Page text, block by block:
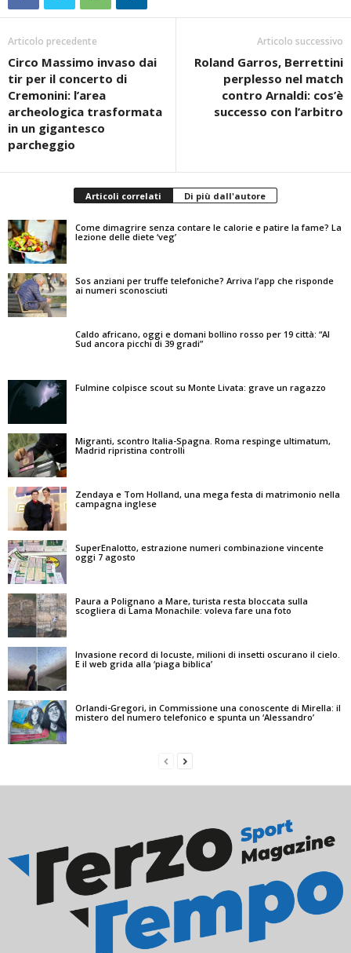
Articolo precedente
Circo Massimo invaso dai
tir per il concerto di
Cremonini: l’area
archeologica trasformata
in un gigantesco
parcheggio
Articolo successivo
Roland Garros, Berrettini
perplesso nel match
contro Arnaldi: cos’è
successo con l’arbitro
Articoli correlati Di più dall'autore
Come dimagrire senza contare le calorie e patire la fame? La
lezione delle diete ‘veg’
Sos anziani per truffe telefoniche? Arriva l’app che risponde
ai numeri sconosciuti
Caldo africano, oggi e domani bollino rosso per 19 città: “Al
Sud ancora picchi di 39 gradi”
Fulmine colpisce scout su Monte Livata: grave un ragazzo
Migranti, scontro Italia-Spagna. Roma respinge ultimatum,
Madrid ripristina controlli
Zendaya e Tom Holland, una mega festa di matrimonio nella
campagna inglese
SuperEnalotto, estrazione numeri combinazione vincente
oggi 7 agosto
Paura a Polignano a Mare, turista resta bloccata sulla
scogliera di Lama Monachile: voleva fare una foto
Invasione record di locuste, milioni di insetti oscurano il cielo.
E il web grida alla ‘piaga biblica’
Orlandi-Gregori, in Commissione una conoscente di Mirella: il
mistero del numero telefonico e spunta un ‘Alessandro’